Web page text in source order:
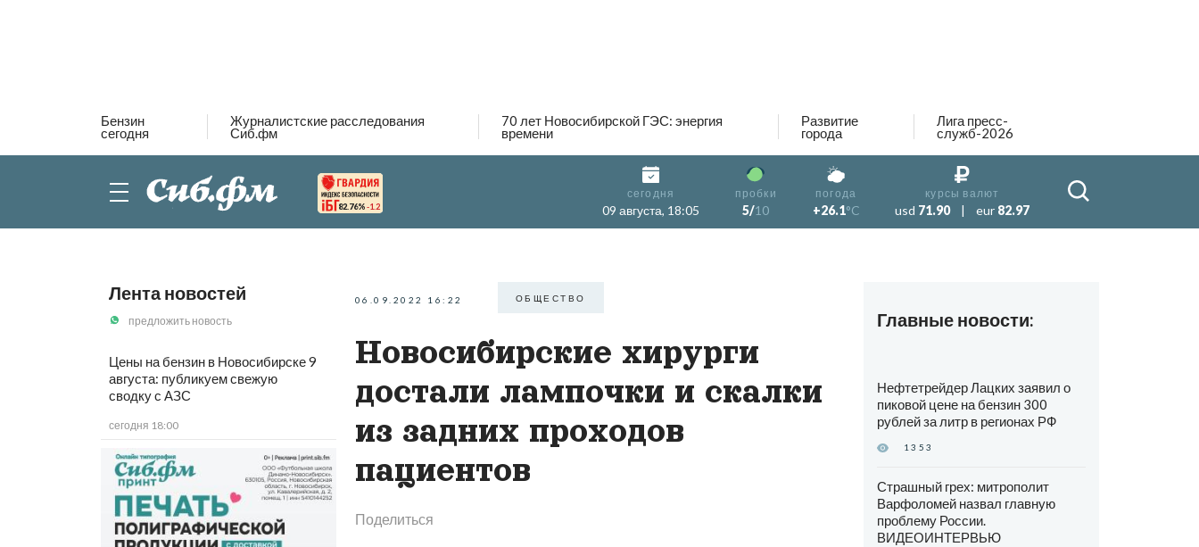
Бензин
сегодня
Журналистские расследования
Сиб.фм
70 лет Новосибирской ГЭС: энергия
времени
Развитие
города
Лига пресс-
служб-2026
82.76% -1.2
сегодня
09 августа, 18:05
пробки
5/10
погода
+26.1°C
курсы валют
usd 71.90 | eur 82.97
Лента новостей
предложить новость
Цены на бензин в Новосибирске 9
августа: публикуем свежую
сводку с АЗС
сегодня 18:00
06.09.2022 16:22 ОБЩЕСТВО
Новосибирские хирурги
достали лампочки и скалки
из задних проходов
пациентов
Поделиться
Главные новости:
Нефтетрейдер Лацких заявил о
пиковой цене на бензин 300
рублей за литр в регионах РФ
1353
Страшный грех: митрополит
Варфоломей назвал главную
проблему России.
ВИДЕОИНТЕРВЬЮ